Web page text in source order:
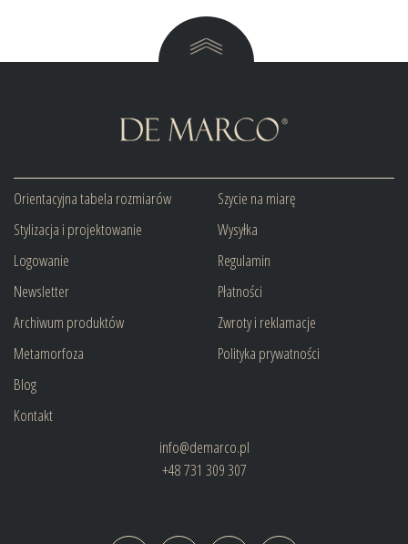
Orientacyjna tabela rozmiarów
Stylizacja i projektowanie
Logowanie
Newsletter
Archiwum produktów
Metamorfoza
Blog
Kontakt
Szycie na miarę
Wysyłka
Regulamin
Płatności
Zwroty i reklamacje
Polityka prywatności
info@demarco.pl
+48 731 309 307